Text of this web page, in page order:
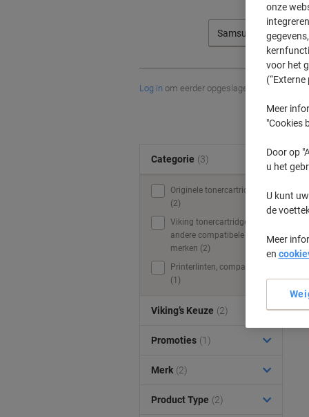
Samsung
Log in om eerder opgeslagen printers en/of
Categorie (3)
Originele tonercartridges
(2)
Viking tonercartridges &
andere compatibele
merken (2)
Printerlinten, compatible
(1)
Viking’s Keuze (2)
Promoties (1)
Merk (2)
Product Type (2)
onze
voor het
(“Externe
Meer
"Cookies
Door op
u het
U kunt
de
Meer
en